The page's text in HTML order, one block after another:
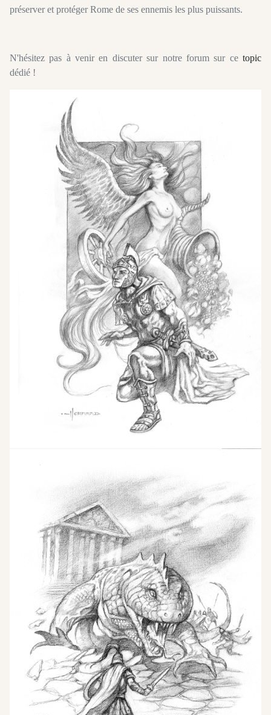
préserver et protéger Rome de ses ennemis les plus puissants.
N'hésitez pas à venir en discuter sur notre forum sur ce topic
dédié !